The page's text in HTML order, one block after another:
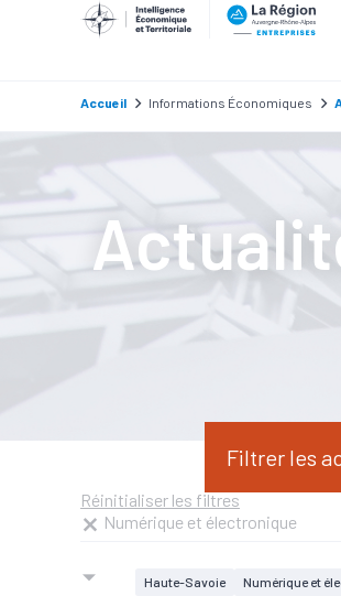
Accueil Informations Économiques
Filtrer les
Réinitialiser les filtres
Numérique et électronique
Haute-Savoie
Numérique et